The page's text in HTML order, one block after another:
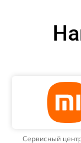
Сервисный